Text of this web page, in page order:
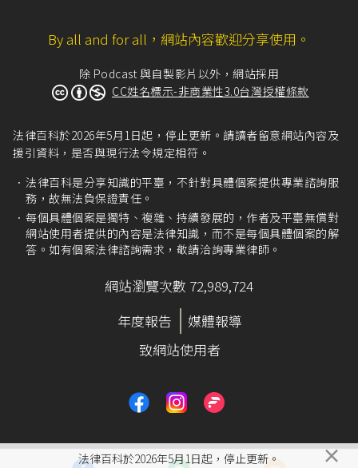
By all and for all，網站內容歡迎分享使用。
除 Podcast 與自製影片以外，網站採用
CC姓名標示-非商業性3.0台灣授權條款
法律百科於2026年5月1日起，停止更新。請讀者留意網站內容及
援引資料，是否與現行法令規定相符。
法律百科是分享知識的平臺，不針對具體個案提供專業諮詢服
務，故無法負保證責任。
每個具體個案是獨特、複雜、持續發展的，作者及平臺無償對
網站使用者提供的內容是法律知識，而不是每個具體個案的解
答。如有個案法律諮詢需求，敬請洽詢專業律師。
網站瀏覽次數 72,989,724
年度報告
媒體報導
致網站使用者
法律百科於2026年5月1日起，停止更新。
×